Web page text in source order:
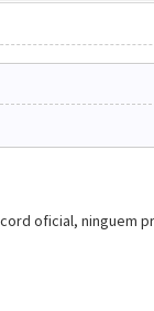
oficial, ninguem